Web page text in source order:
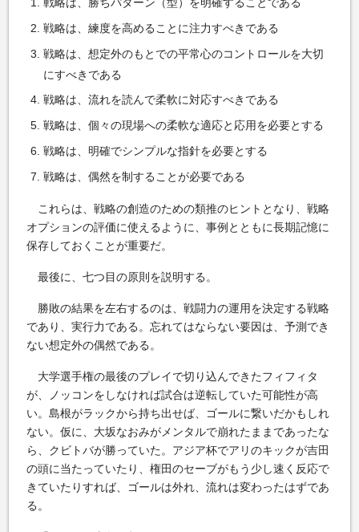
戦略は、練度を高めることに注力すべきである
戦略は、想定外のもとでの平常心のコントロールを大切
にすべきである
戦略は、流れを読んで柔軟に対応すべきである
戦略は、個々の現場への柔軟な適応と応用を必要とする
戦略は、明確でシンプルな指針を必要とする
戦略は、偶然を制することが必要である
これらは、戦略の創造のための類推のヒントとなり、戦略
オプションの評価に使えるように、事例とともに長期記憶に
保存しておくことが重要だ。
最後に、七つ目の原則を説明する。
勝敗の結果を左右するのは、戦闘力の運用を決定する戦略
であり、実行力である。忘れてはならない要因は、予測でき
ない想定外の偶然である。
大学選手権の最後のプレイで切り込んできたフィフィタ
が、ノッコンをしなければ試合は逆転していた可能性が高
い。島根がラックから持ち出せば、ゴールに繋いだかもしれ
ない。仮に、大坂なおみがメンタルで崩れたままであったな
ら、クビトバが勝っていた。アジア杯でアリのキックが吉田
の頭に当たっていたり、権田のセーブがもう少し速く反応で
きていたりすれば、ゴールは外れ、流れは変わったはずであ
る。